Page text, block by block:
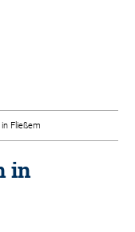
Fließem
in